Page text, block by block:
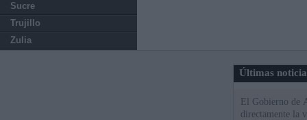
Sucre
Trujillo
Zulia
Últimas
El Gobierno de
directamente la